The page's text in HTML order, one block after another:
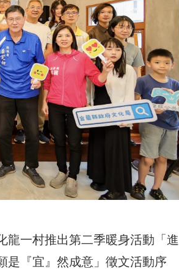
龍一村推出第二季暖身活動「進
是『宜』然成意」徵文活動序